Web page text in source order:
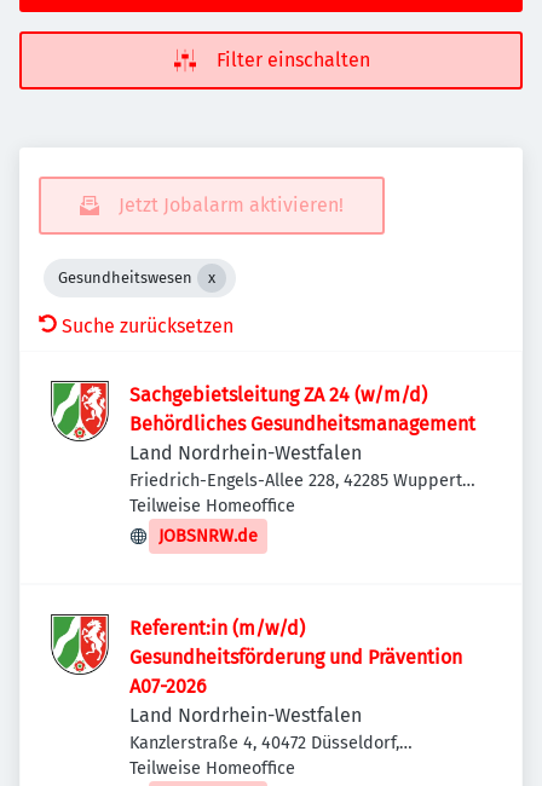
Filter einschalten
Jetzt Jobalarm aktivieren!
Gesundheitswesen
Suche zurücksetzen
Sachgebietsleitung ZA 24 (w/m/d)
Behördliches Gesundheitsmanagement
Land Nordrhein-Westfalen
Friedrich-Engels-Allee 228, 42285 Wuppertal,
Deutschland
Teilweise Homeoffice
JOBSNRW.de
Referent:in (m/w/d)
Gesundheitsförderung und Prävention
A07-2026
Land Nordrhein-Westfalen
Kanzlerstraße 4, 40472 Düsseldorf,
Deutschland
Teilweise Homeoffice